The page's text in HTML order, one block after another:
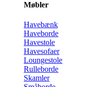
Møbler
Havebænk
Haveborde
Havestole
Havesofaer
Loungestole
Rulleborde
Skamler